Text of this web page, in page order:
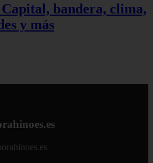
bandera, clima,
y más